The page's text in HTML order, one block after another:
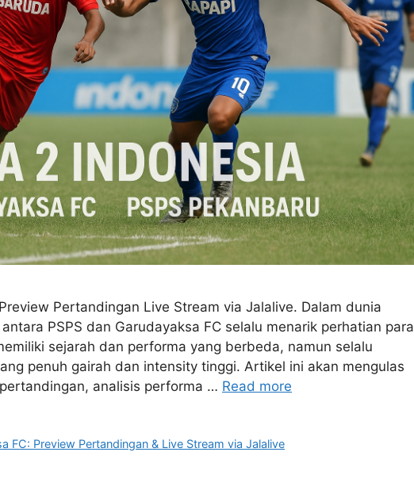
Pertandingan Live Stream via Jalalive. Dalam dunia
PSPS dan Garudayaksa FC selalu menarik perhatian para
sejarah dan performa yang berbeda, namun selalu
penuh gairah dan intensity tinggi. Artikel ini akan mengulas
analisis performa … Read more
FC: Preview Pertandingan & Live Stream via Jalalive